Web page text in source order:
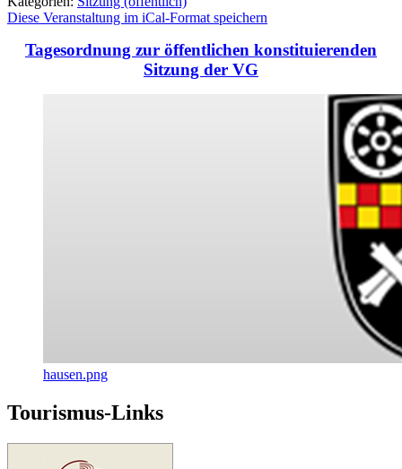
Diese Veranstaltung im iCal-Format speichern
Tagesordnung zur öffentlichen konstituierenden
Sitzung der VG
hausen.png
Tourismus-Links